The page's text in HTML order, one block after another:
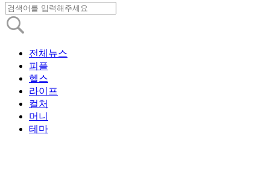
전체뉴스
피플
헬스
라이프
컬처
머니
테마